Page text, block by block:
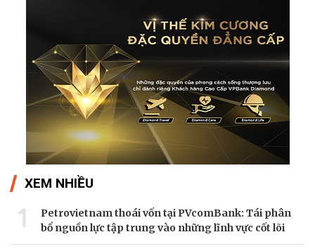
XEM NHIỀU
1
Petrovietnam thoái vốn tại PVcomBank: Tái phân
bổ nguồn lực tập trung vào những lĩnh vực cốt lõi